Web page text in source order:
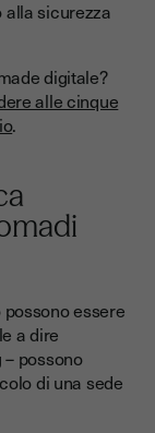
sicurezza
digitale?
alle cinque
.
essere
a dire
possono
di una sede